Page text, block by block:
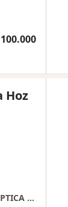
Hoz
CCIAL GUATAPURI LOCAL 1034 L OPTIQUE OPTICA BOUTIQUE